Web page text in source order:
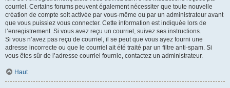
courriel. Certains forums peuvent également nécessiter que toute nouvelle
création de compte soit activée par vous-même ou par un administrateur avant
que vous puissiez vous connecter. Cette information est indiquée lors de
l’enregistrement. Si vous avez reçu un courriel, suivez ses instructions.
Si vous n’avez pas reçu de courriel, il se peut que vous ayez fourni une
adresse incorrecte ou que le courriel ait été traité par un filtre anti-spam. Si
vous êtes sûr de l’adresse courriel fournie, contactez un administrateur.
Haut